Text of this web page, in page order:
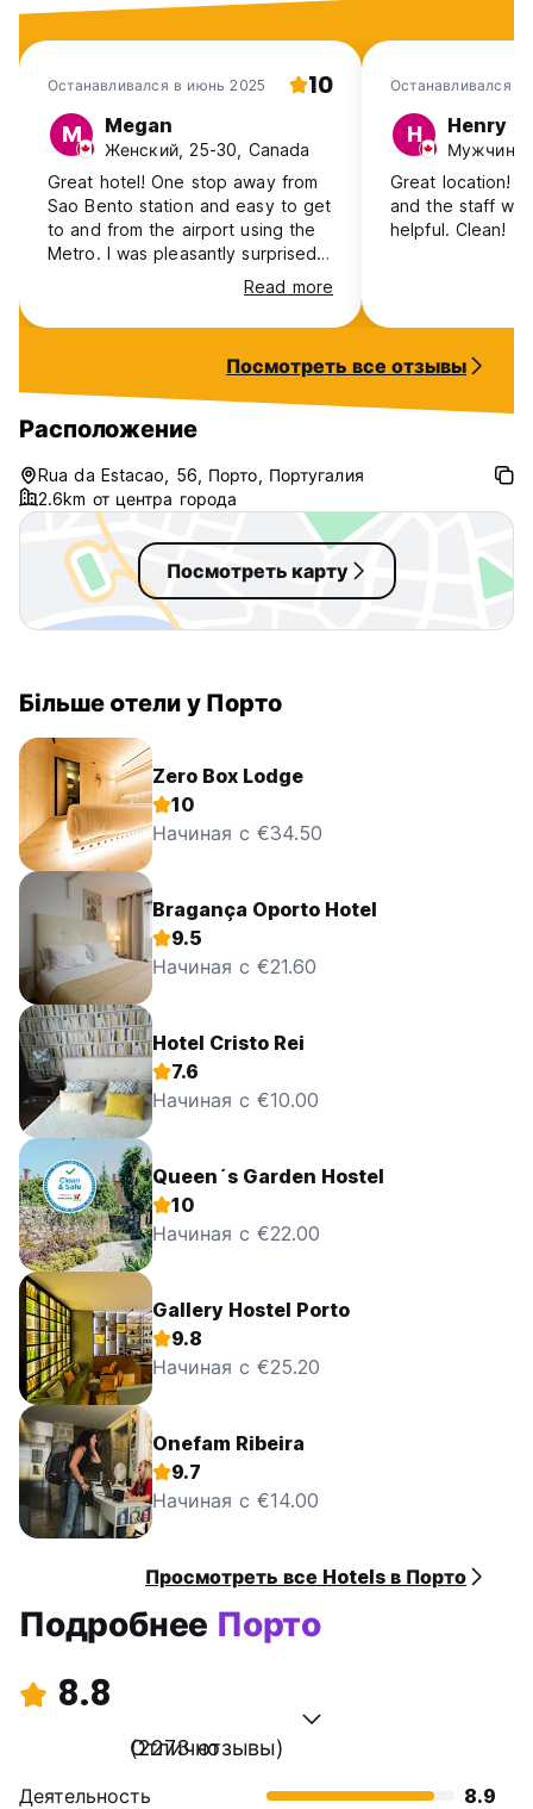
Останавливался в июнь 2025 10
M Megan
Женский, 25-30, Canada
Great hotel! One stop away from
Sao Bento station and easy to get
to and from the airport using the
Metro. I was pleasantly surprised
by the stay. The staff were great
and had great suggestions. The
room was fairly spacious and it
hostel and very good for the
price.
Read more
Останавливался в
H Henry
Мужчина,
Great location!
and the staff
helpful. Clean!
Посмотреть все отзывы
Расположение
Rua da Estacao, 56, Порто, Португалия
2.6km от центра города
Посмотреть карту
Більше oтели у Порто
Zero Box Lodge
10
Начиная с €34.50
Bragança Oporto Hotel
9.5
Начиная с €21.60
Hotel Cristo Rei
7.6
Начиная с €10.00
Queen´s Garden Hostel
10
Начиная с €22.00
Gallery Hostel Porto
9.8
Начиная с €25.20
Onefam Ribeira
9.7
Начиная с €14.00
Просмотреть все Hotels в Порто
Подробнее Порто
8.8
Отлично
(2273 отзывы)
Деятельность
8.9